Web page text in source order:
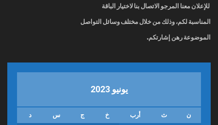
للإعلان معنا المرجو الاتصال بنالاختيار الباقة
المناسبة لكم، وذلك من خلال مختلف وسائل التواصل
الموضوعة رهن إشارتكم.
يونيو 2023
ن ث أرب خ ج س
د